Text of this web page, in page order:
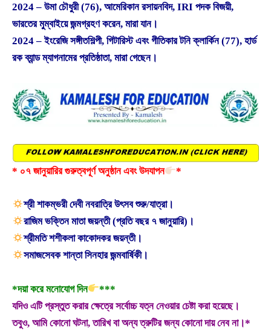
2024 – উমা চৌধুরী (76), আমেরিকান রসায়নবিদ, IRI পদক বিজয়ী,
ভারতের মুম্বাইয়ে জন্মগ্রহণ করেন, মারা যান।
2024 – ইংরেজি সঙ্গীতশিল্পী, গিটারিস্ট এবং গীতিকার টনি ক্লার্কিন (77), হার্ড
রক ব্যান্ড ম্যাগনামের প্রতিষ্ঠাতা, মারা গেছেন।
* ০৭ জানুয়ারির গুরুত্বপূর্ণ অনুষ্ঠান এবং উদযাপন *
শ্রী শাকম্ভরী দেবী নবরাত্রি উৎসব শুরু/যাত্রা।
রাজিম ভক্তিন মাতা জয়ন্তী (প্রতি বছর ৭ জানুয়ারি)।
শ্রীমতি শশীকলা কাকোদকর জয়ন্তী।
সমাজসেবক শান্তা সিনহার জন্মবার্ষিকী।
*দয়া করে মনোযোগ দিন
***
যদিও এটি প্রস্তুত করার ক্ষেত্রে সর্বোচ্চ যত্ন নেওয়ার চেষ্টা করা হয়েছে।
তবুও, আমি কোনো ঘটনা, তারিখ বা অন্য ত্রুটির জন্য কোনো দায় নেব না।*